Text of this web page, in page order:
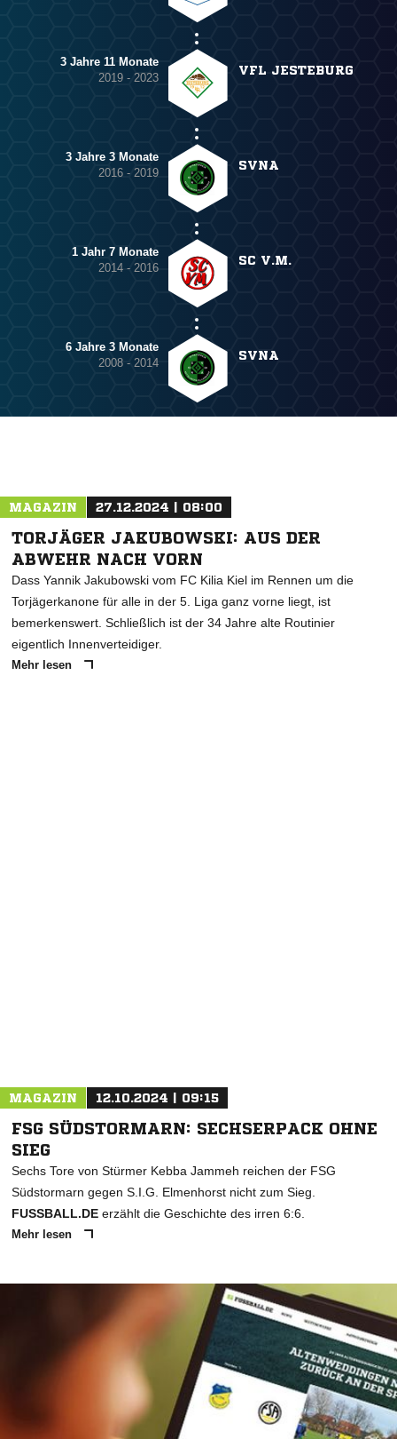
3 Jahre 11 Monate
2019 - 2023
VFL JESTEBURG
3 Jahre 3 Monate
2016 - 2019
SVNA
1 Jahr 7 Monate
2014 - 2016
SC V.M.
6 Jahre 3 Monate
2008 - 2014
SVNA
MAGAZIN 27.12.2024 | 08:00
TORJÄGER JAKUBOWSKI: AUS DER
ABWEHR NACH VORN
Dass Yannik Jakubowski vom FC Kilia Kiel im Rennen um die
Torjägerkanone für alle in der 5. Liga ganz vorne liegt, ist
bemerkenswert. Schließlich ist der 34 Jahre alte Routinier
eigentlich Innenverteidiger.
Mehr lesen
MAGAZIN 12.10.2024 | 09:15
FSG SÜDSTORMARN: SECHSERPACK OHNE
SIEG
Sechs Tore von Stürmer Kebba Jammeh reichen der FSG
Südstormarn gegen S.I.G. Elmenhorst nicht zum Sieg.
FUSSBALL.DE erzählt die Geschichte des irren 6:6.
Mehr lesen